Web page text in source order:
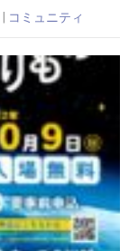
コミュニティ